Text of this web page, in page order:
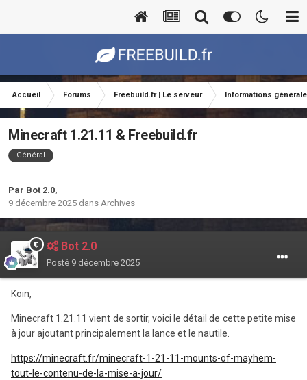
Accueil Forums Freebuild.fr | Le serveur Informations
Minecraft 1.21.11 & Freebuild.fr
Général
Par Bot 2.0,
9 décembre 2025 dans Archives
Bot 2.0
Posté 9 décembre 2025
Koin,
Minecraft 1.21.11 vient de sortir, voici le détail de cette petite mise
à jour ajoutant principalement la lance et le nautile.
https://minecraft.fr/minecraft-1-21-11-mounts-of-mayhem-
tout-le-contenu-de-la-mise-a-jour/